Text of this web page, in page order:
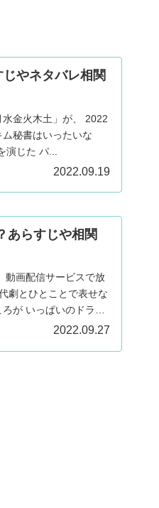
やネタバレ相関
木土」が、 2022
ぜ？」でパク‣ソジュンを相手にキュートな秘書＆恋人役を演じた パ...
2022.09.19
あらすじや相関
動画配信サービスで放
ドラ
2022.09.27